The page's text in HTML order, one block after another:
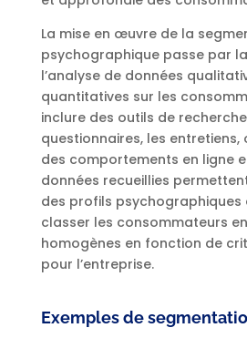
La mise en œuvre de la
psychographique passe par
l’analyse de données
quantitatives sur les
inclure des outils de
questionnaires, les entretiens,
des comportements en ligne
données recueillies
des profils psychographiques
classer les consommateurs
homogènes en fonction de
pour l’entreprise.
Exemples de